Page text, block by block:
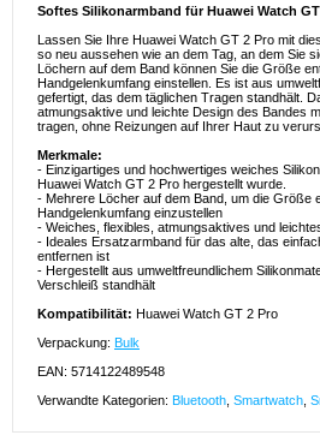
Softes Silikonarmband für Huawei Watch
Lassen Sie Ihre Huawei Watch GT 2 Pro mit
so neu aussehen wie an dem Tag, an dem Sie
Löchern auf dem Band können Sie die Größe
Handgelenkumfang einstellen. Es ist aus
gefertigt, das dem täglichen Tragen standhält.
atmungsaktive und leichte Design des Bandes
tragen, ohne Reizungen auf Ihrer Haut zu
Merkmale:
- Einzigartiges und hochwertiges weiches
Huawei Watch GT 2 Pro hergestellt wurde.
- Mehrere Löcher auf dem Band, um die Größe
Handgelenkumfang einzustellen
- Weiches, flexibles, atmungsaktives und
- Ideales Ersatzarmband für das alte, das
entfernen ist
- Hergestellt aus umweltfreundlichem
Verschleiß standhält
Kompatibilität: Huawei Watch GT 2 Pro
Verpackung: Bulk
EAN: 5714122489548
Verwandte Kategorien: Bluetooth Smartwatch